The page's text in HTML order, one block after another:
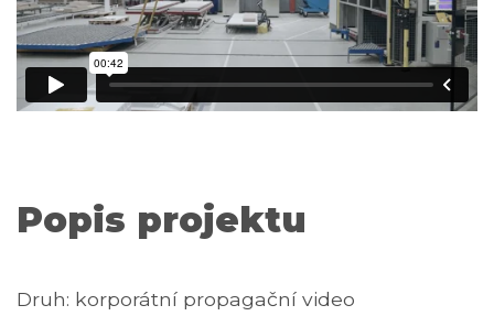
Popis projektu
Druh: korporátní propagační video